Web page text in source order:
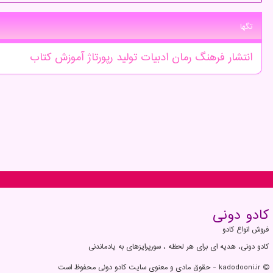
تگها
انتشار فرهنگ رمان ادبیات تولید رپورتاژآموزشكتاب
كادو دونی
فروش انواع کادو
کادو دونی، هدیه ای برای هر لحظه ، سورپرایزهای به یادماندنی